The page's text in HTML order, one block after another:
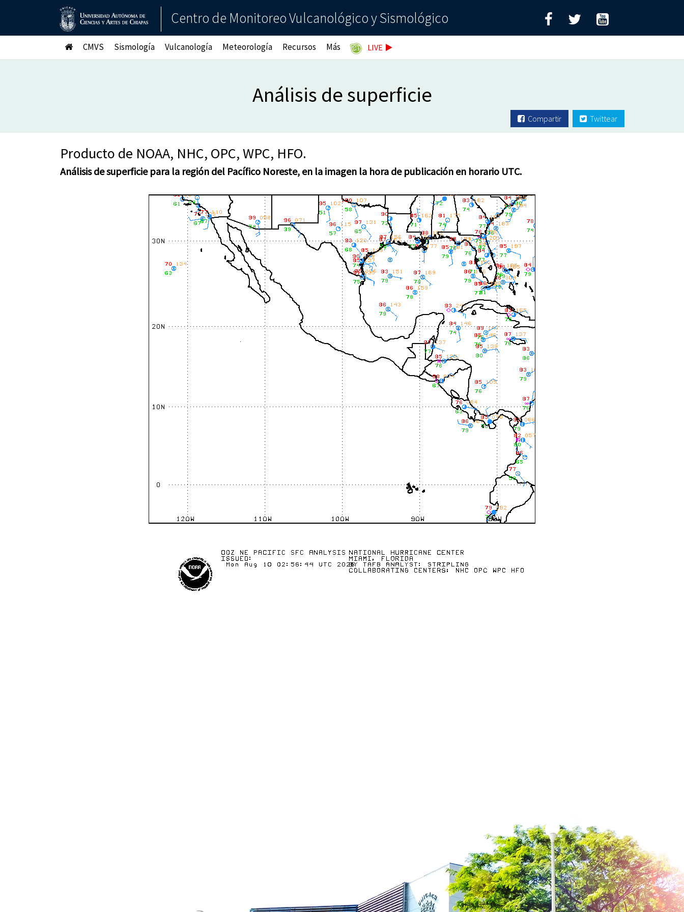
Centro de Monitoreo Vulcanológico y Sismológico
CMVS Sismología Vulcanología Meteorología Recursos Más LIVE
Análisis de superficie
Compartir Twittear
Producto de NOAA, NHC, OPC, WPC, HFO.
Análisis de superficie para la región del Pacífico Noreste, en la imagen la hora de publicación en horario UTC.